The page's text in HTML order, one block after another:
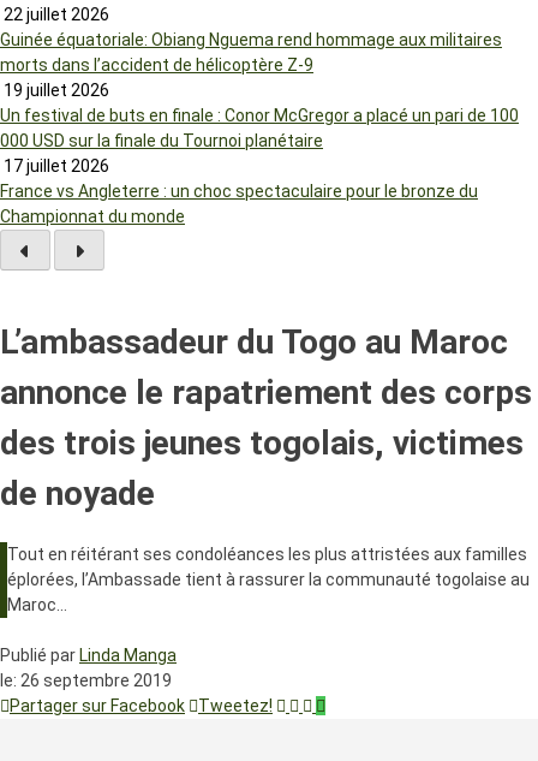
22 juillet 2026
Guinée équatoriale: Obiang Nguema rend hommage aux militaires
morts dans l’accident de hélicoptère Z-9
19 juillet 2026
Un festival de buts en finale : Conor McGregor a placé un pari de 100
000 USD sur la finale du Tournoi planétaire
17 juillet 2026
France vs Angleterre : un choc spectaculaire pour le bronze du
Championnat du monde
L’ambassadeur du Togo au Maroc
annonce le rapatriement des corps
des trois jeunes togolais, victimes
de noyade
Tout en réitérant ses condoléances les plus attristées aux familles
éplorées, l’Ambassade tient à rassurer la communauté togolaise au
Maroc…
Publié par Linda Manga
le: 26 septembre 2019
Partager sur Facebook
Tweetez!